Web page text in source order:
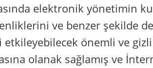
elektronik yönetimin
ve benzer şekilde
etkileyebilecek önemli ve
olanak sağlamış ve